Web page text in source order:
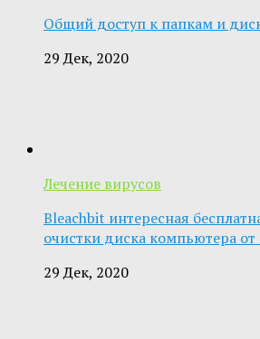
Общий доступ к папкам и
29 Дек, 2020
Лечение вирусов
Bleachbit интересная
очистки диска компьютера
29 Дек, 2020